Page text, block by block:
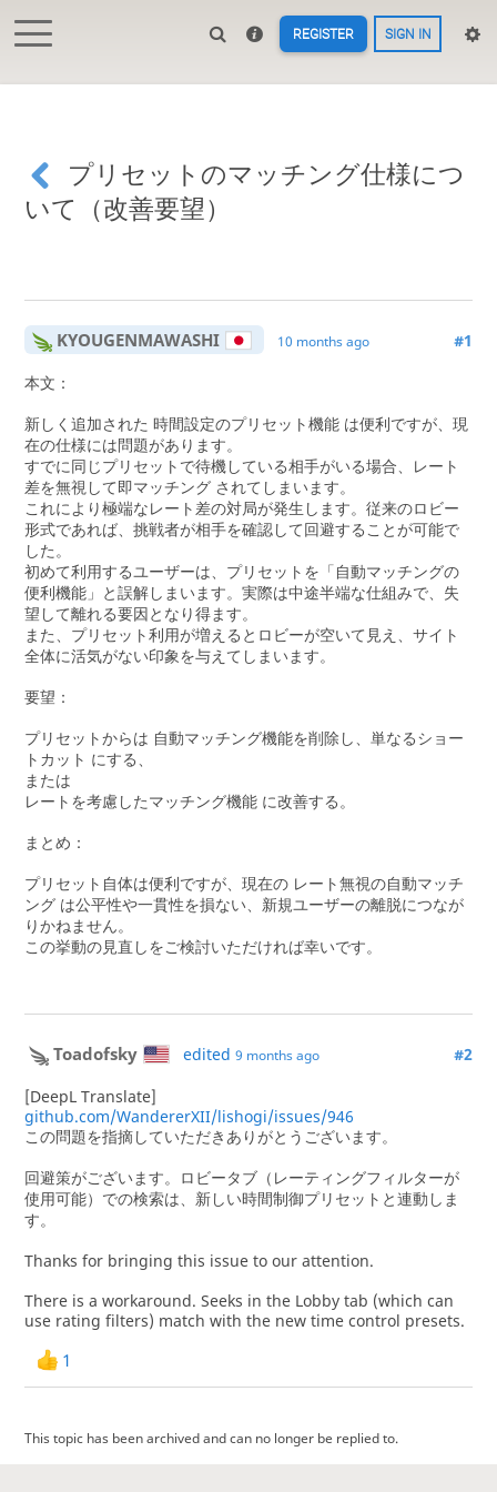
REGISTER SIGN IN
プリセットのマッチング仕様につ
いて（改善要望）
KYOUGENMAWASHI 10 months ago #1
本文：
新しく追加された 時間設定のプリセット機能 は便利ですが、現
在の仕様には問題があります。
すでに同じプリセットで待機している相手がいる場合、レート
差を無視して即マッチング されてしまいます。
これにより極端なレート差の対局が発生します。従来のロビー
形式であれば、挑戦者が相手を確認して回避することが可能で
した。
初めて利用するユーザーは、プリセットを「自動マッチングの
便利機能」と誤解しまいます。実際は中途半端な仕組みで、失
望して離れる要因となり得ます。
また、プリセット利用が増えるとロビーが空いて見え、サイト
全体に活気がない印象を与えてしまいます。
要望：
プリセットからは 自動マッチング機能を削除し、単なるショー
トカット にする、
または
レートを考慮したマッチング機能 に改善する。
まとめ：
プリセット自体は便利ですが、現在の レート無視の自動マッチ
ング は公平性や一貫性を損ない、新規ユーザーの離脱につなが
りかねません。
この挙動の見直しをご検討いただければ幸いです。
Toadofsky edited 9 months ago #2
[DeepL Translate]
github.com/WandererXII/lishogi/issues/946
この問題を指摘していただきありがとうございます。
回避策がございます。ロビータブ（レーティングフィルターが
使用可能）での検索は、新しい時間制御プリセットと連動しま
す。
Thanks for bringing this issue to our attention.
There is a workaround. Seeks in the Lobby tab (which can
use rating filters) match with the new time control presets.
1
This topic has been archived and can no longer be replied to.